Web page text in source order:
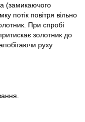
(замикаючого
потік повітря вільно
При спробі
золотник до
руху